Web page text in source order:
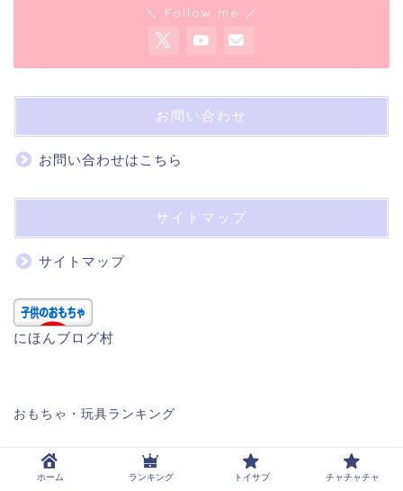
＼ Follow me ／
お問い合わせ
お問い合わせはこちら
サイトマップ
サイトマップ
にほんブログ村
おもちゃ・玩具ランキング
プライバシーポリシー 免責事項
ホーム ランキング トイサブ チャチャチャ